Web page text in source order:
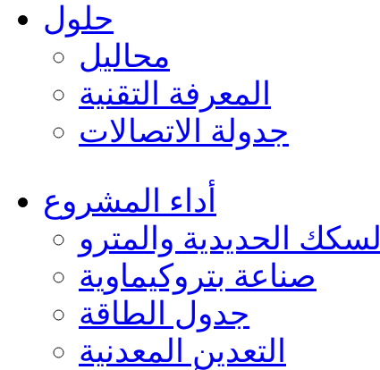
حلول
محاليل
المعرفة التقنية
جدولة الاتصالات
أداء المشروع
السكك الحديدية والمترو
صناعة بتروكيماوية
جدول الطاقة
التعدين المعدنية